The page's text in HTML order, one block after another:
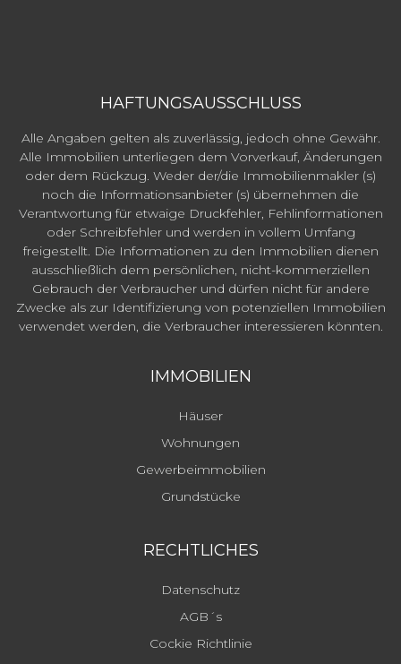
HAFTUNGSAUSSCHLUSS
Alle Angaben gelten als zuverlässig, jedoch ohne Gewähr.
Alle Immobilien unterliegen dem Vorverkauf, Änderungen
oder dem Rückzug. Weder der/die Immobilienmakler (s)
noch die Informationsanbieter (s) übernehmen die
Verantwortung für etwaige Druckfehler, Fehlinformationen
oder Schreibfehler und werden in vollem Umfang
freigestellt. Die Informationen zu den Immobilien dienen
ausschließlich dem persönlichen, nicht-kommerziellen
Gebrauch der Verbraucher und dürfen nicht für andere
Zwecke als zur Identifizierung von potenziellen Immobilien
verwendet werden, die Verbraucher interessieren könnten.
IMMOBILIEN
Häuser
Wohnungen
Gewerbeimmobilien
Grundstücke
RECHTLICHES
Datenschutz
AGB´s
Cockie Richtlinie